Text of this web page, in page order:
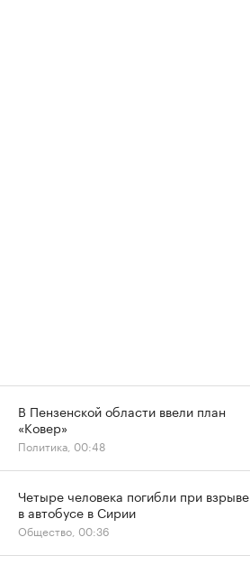
В Пензенской области ввели план
«Ковер»
Политика, 00:48
Четыре человека погибли при взрыве
в автобусе в Сирии
Общество, 00:36